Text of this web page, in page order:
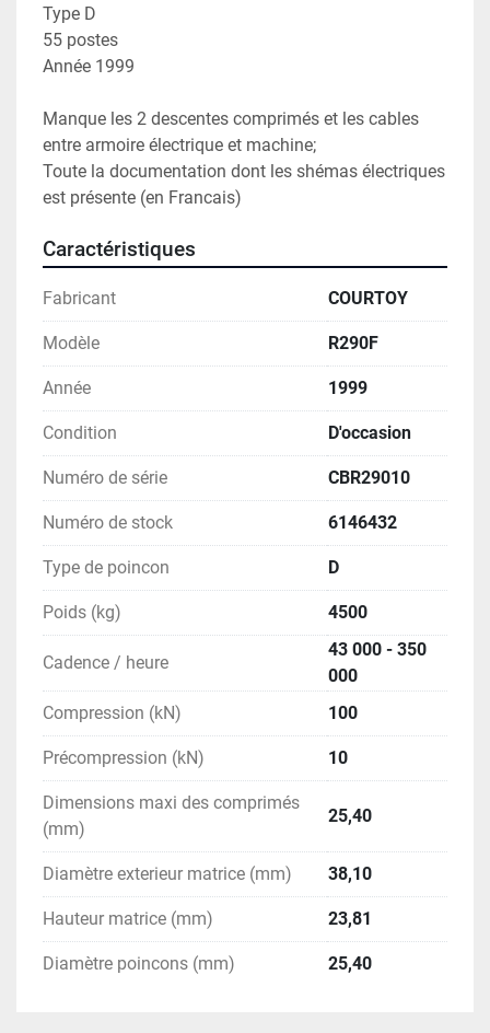
Type D
55 postes
Année 1999
Manque les 2 descentes comprimés et les cables
entre armoire électrique et machine;
Toute la documentation dont les shémas électriques
est présente (en Francais)
Caractéristiques
Fabricant COURTOY
Modèle R290F
Année 1999
Condition D'occasion
Numéro de série CBR29010
Numéro de stock 6146432
Type de poincon D
Poids (kg) 4500
Cadence / heure
43 000 - 350
000
Compression (kN)
100
Précompression (kN) 10
Dimensions maxi des comprimés
(mm)
25,40
Diamètre exterieur matrice (mm) 38,10
Hauteur matrice (mm) 23,81
Diamètre poincons (mm) 25,40